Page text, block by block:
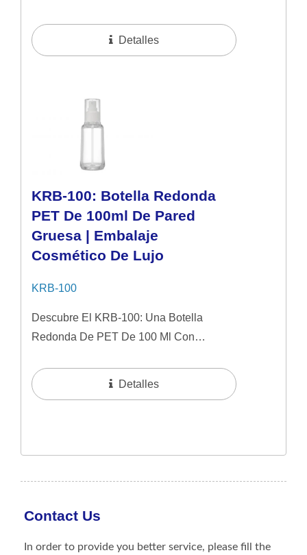
Sueros Y Cosméticos De Alta Gama,
Ofrece La Apariencia...
Detalles
KRB-100: Botella Redonda
PET De 100ml De Pared
Gruesa | Embalaje
Cosmético De Lujo
KRB-100
Descubre El KRB-100: Una Botella
Redonda De PET De 100 Ml Con
Al Vidrio. Diseñado Para Sueros Y
Cosméticos De Alta...
Detalles